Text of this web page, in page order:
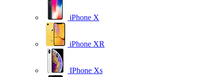
iPhone X
iPhone XR
IPhone Xs